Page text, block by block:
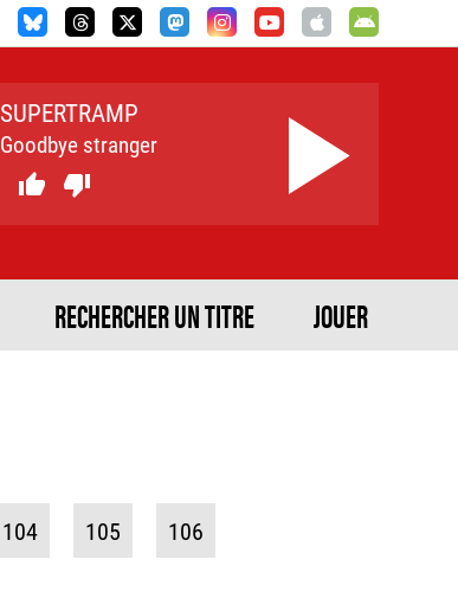
SUPERTRAMP
Goodbye stranger
 
RECHERCHER UN TITRE JOUER
104 105 106